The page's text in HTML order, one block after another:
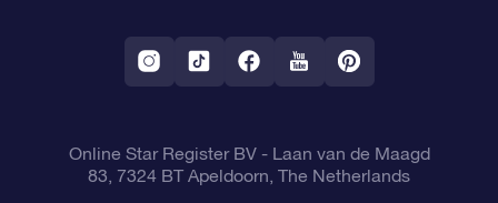
Aplicativo RV Fly me to the stars
Constelações
Online Star Register BV- Laan van de Maagd
83, 7324 BT Apeldoorn, The Netherlands